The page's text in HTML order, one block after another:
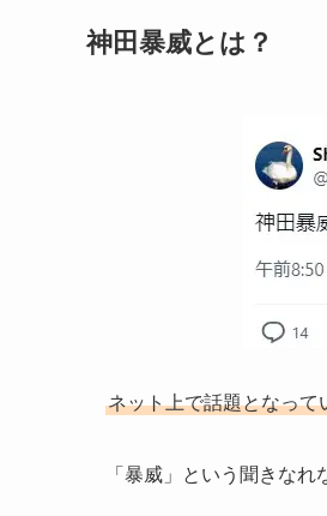
神田暴威とは？
ネット上で話題となって
「暴威」という聞きな